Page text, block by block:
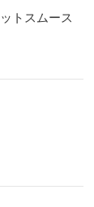
トスムース